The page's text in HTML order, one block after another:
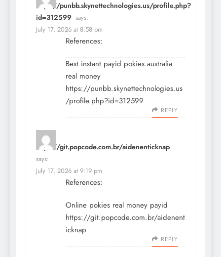
https://punbb.skynettechnologies.us/profile.php?
id=312599 says:
July 17, 2026 at 8:58 pm
References:
Best instant payid pokies australia
real money
https://punbb.skynettechnologies.us
/profile.php?id=312599
REPLY
https://git.popcode.com.br/aidenenticknap
says:
July 17, 2026 at 9:19 pm
References:
Online pokies real money payid
https://git.popcode.com.br/aidenent
icknap
REPLY